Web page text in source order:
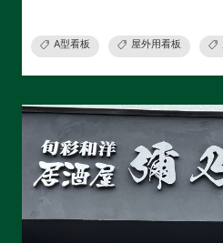
A型看板 屋外用看板